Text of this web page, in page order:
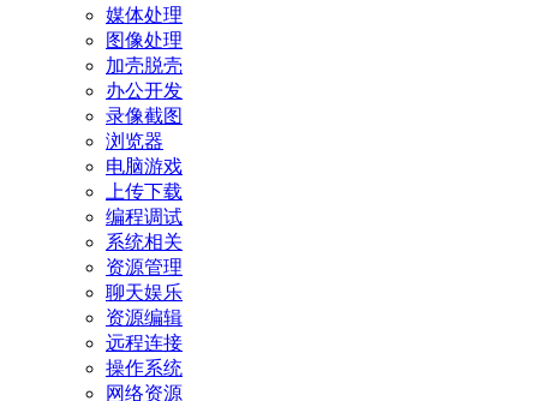
媒体处理
图像处理
加壳脱壳
办公开发
录像截图
浏览器
电脑游戏
上传下载
编程调试
系统相关
资源管理
聊天娱乐
资源编辑
远程连接
操作系统
网络资源